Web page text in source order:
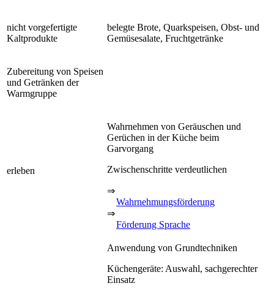
nicht vorgefertigte
Kaltprodukte
belegte Brote, Quarkspeisen, Obst- und
Gemüsesalate, Fruchtgetränke
Zubereitung von Speisen
und Getränken der
Warmgruppe
erleben
Wahrnehmen von Geräuschen und
Gerüchen in der Küche beim
Garvorgang
Zwischenschritte verdeutlichen
⇒
Wahrnehmungsförderung
⇒
Förderung Sprache
Anwendung von Grundtechniken
Küchengeräte: Auswahl, sachgerechter
Einsatz